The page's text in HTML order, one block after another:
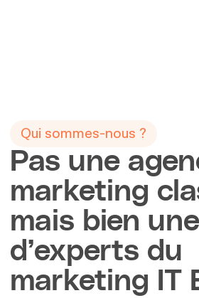
Qui sommes-nous ?
Pas une
marketing
mais bien
d’experts du
marketing IT